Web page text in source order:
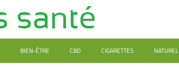
BIEN-ÊTRE CBD CIGARETTES NATUREL